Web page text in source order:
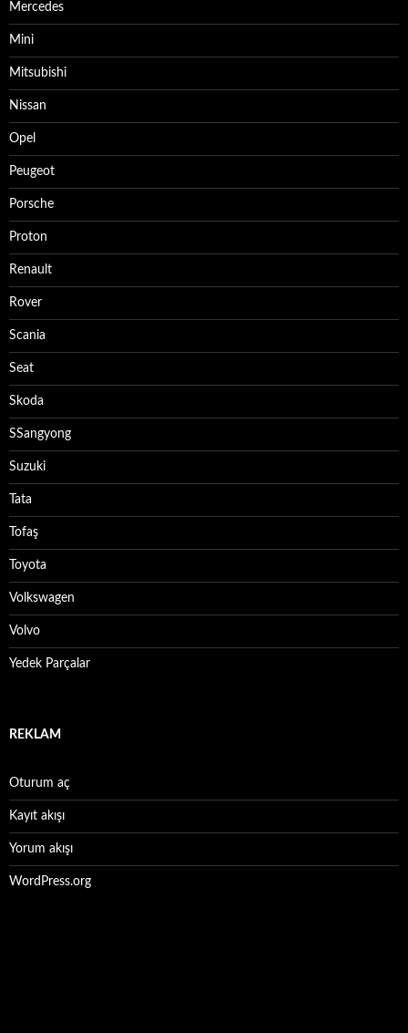
Mercedes
Mini
Mitsubishi
Nissan
Opel
Peugeot
Porsche
Proton
Renault
Rover
Scania
Seat
Skoda
SSangyong
Suzuki
Tata
Tofaş
Toyota
Volkswagen
Volvo
Yedek Parçalar
REKLAM
Oturum aç
Kayıt akışı
Yorum akışı
WordPress.org